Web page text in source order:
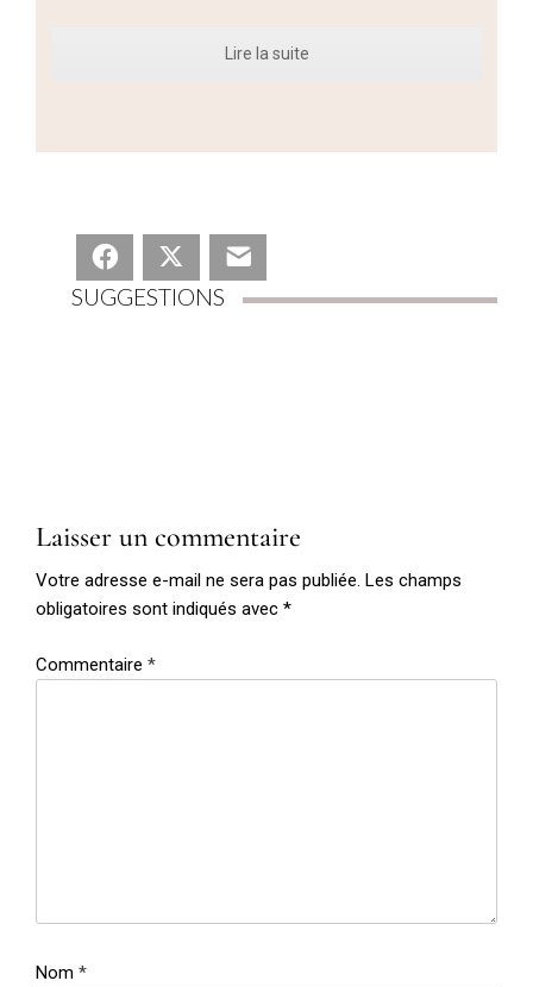
Lire la suite
Facebook
SUGGESTIONS
Laisser un commentaire
Votre adresse e-mail ne sera pas publiée. Les champs
obligatoires sont indiqués avec *
Commentaire *
Nom *